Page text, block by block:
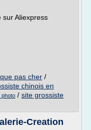
sur Aliexpress
pas cher /
chinois en
photo / site grossiste
Creation